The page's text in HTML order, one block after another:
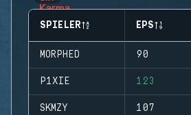
SPIELER EPS
MORPHED 90
P1XIE 123
SKMZY 107